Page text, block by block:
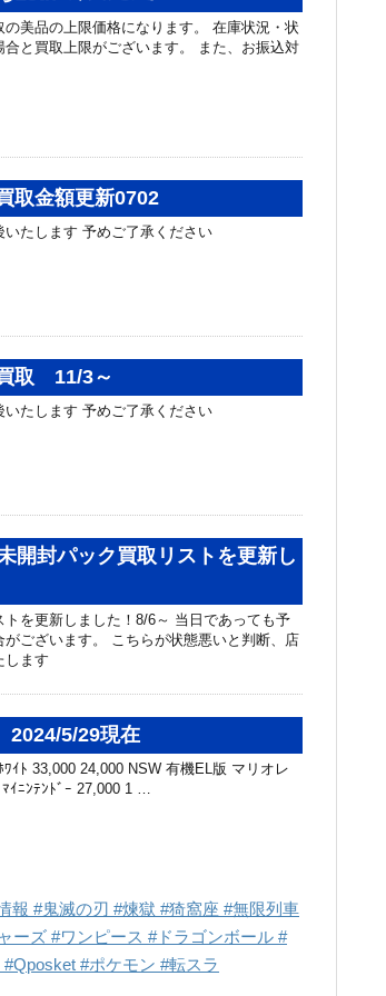
美品の上限価格になります。 在庫状況・状
と買取上限がございます。 また、お振込対
取金額更新0702
たします 予めご了承ください
取 11/3～
たします 予めご了承ください
開封パック買取リストを更新し
を更新しました！8/6～ 当日であっても予
ございます。 こちらが状態悪いと判断、店
します
5/29現在
ﾄ 33,000 24,000 NSW 有機EL版 マリオレ
ﾆﾝﾃﾝﾄﾞｰ 27,000 1 …
#鬼滅の刃 #煉獄 #猗窩座 #無限列車
ーズ #ワンピース #ドラゴンボール #
#ポケモン #転スラ